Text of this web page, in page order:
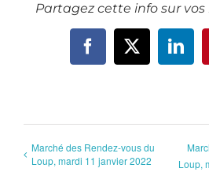
Partagez cette info sur vos
Facebook
X
Marché des Rendez-vous du
Loup, mardi 11 janvier 2022
Loup,